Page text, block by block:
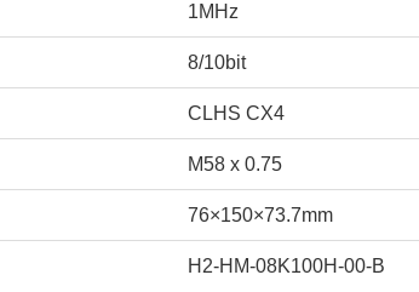
1MHz
8/10bit
CLHS CX4
M58 x 0.75
76×150×73.7mm
H2-HM-08K100H-00-B